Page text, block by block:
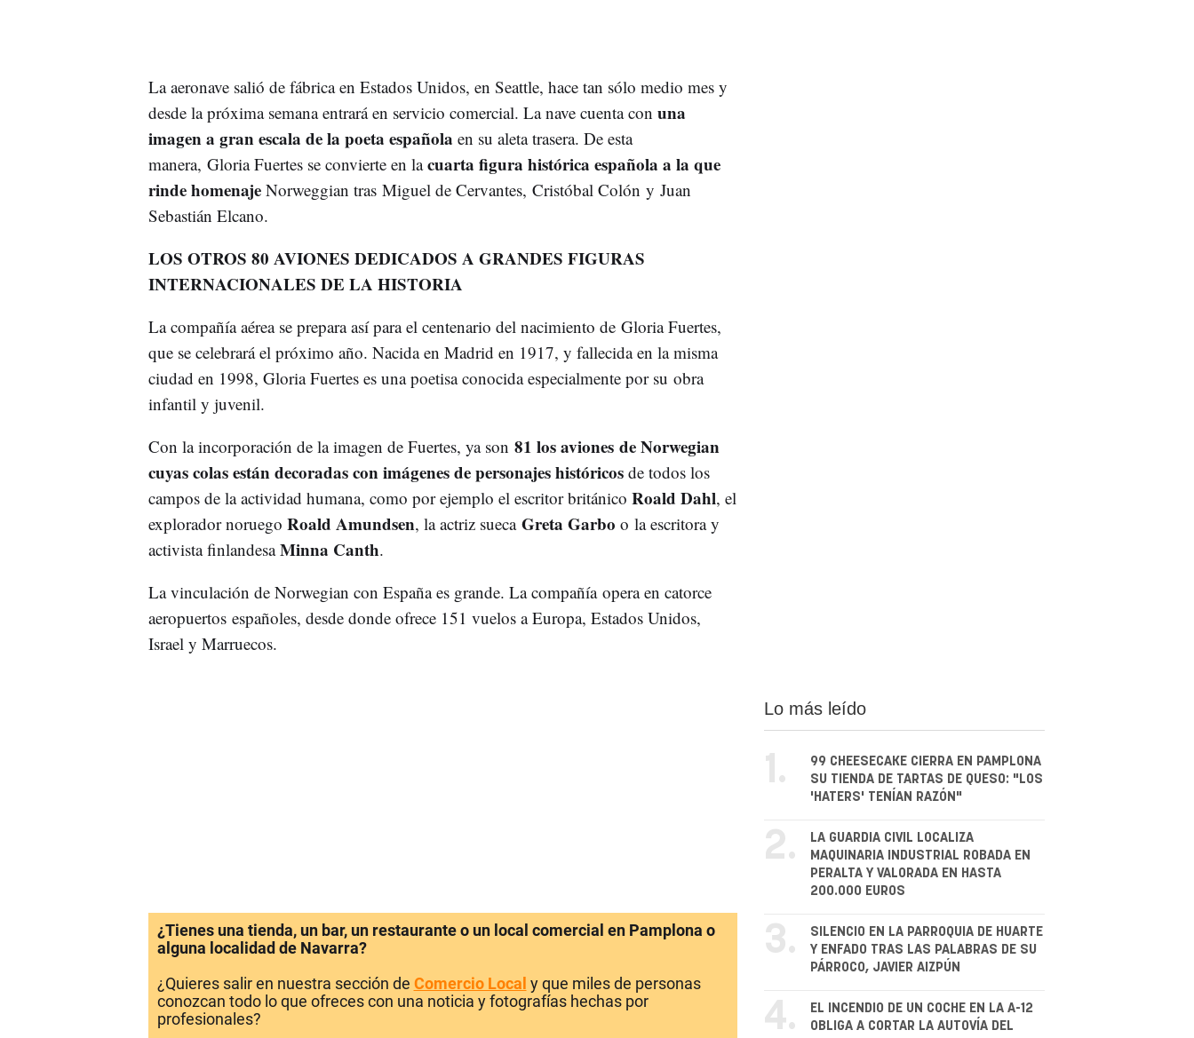
La aeronave salió de fábrica en Estados Unidos, en Seattle, hace tan sólo medio mes y
desde la próxima semana entrará en servicio comercial. La nave cuenta con una
imagen a gran escala de la poeta española en su aleta trasera. De esta
manera, Gloria Fuertes se convierte en lacuarta figura histórica española a la que
rinde homenajeNorweggian tras Miguel de Cervantes, Cristóbal Colón y Juan
Sebastián Elcano.
LOS OTROS 80 AVIONES DEDICADOS A GRANDES FIGURAS
INTERNACIONALES DE LA HISTORIA
La compañía aérea se prepara así para el centenario del nacimiento de Gloria Fuertes,
que se celebrará el próximo año. Nacida en Madrid en 1917, y fallecida en la misma
ciudad en 1998, Gloria Fuertes es una poetisa conocida especialmente por su obra
infantil y juvenil.
Con la incorporación de la imagen de Fuertes, ya son 81 los aviones de Norwegian
cuyas colas están decoradas con imágenes de personajes históricosde todos los
campos de la actividad humana, como por ejemplo el escritor británico Roald Dahl, el
explorador noruego Roald Amundsen, la actriz sueca Greta Garbo o la escritora y
activista finlandesaMinna Canth.
La vinculación de Norwegian con España es grande. La compañía opera en catorce
aeropuertos españoles, desde donde ofrece 151 vuelos a Europa, Estados Unidos,
Israel y Marruecos.
¿Tienes una tienda, un bar, un restaurante o un local comercial en Pamplona o
alguna localidad de Navarra?
¿Quieres salir en nuestra sección de Comercio Local y que miles de personas
conozcan todo lo que ofreces con una noticia y fotografías hechas por
profesionales?
Lo más leído
1.
99 CHEESECAKE CIERRA EN PAMPLONA
SU TIENDA DE TARTAS DE QUESO: "LOS
'HATERS' TENÍAN RAZÓN"
2.
LA GUARDIA CIVIL LOCALIZA
MAQUINARIA INDUSTRIAL ROBADA EN
PERALTA Y VALORADA EN HASTA
200.000 EUROS
3.
SILENCIO EN LA PARROQUIA DE HUARTE
Y ENFADO TRAS LAS PALABRAS DE SU
PÁRROCO, JAVIER AIZPÚN
4.
EL INCENDIO DE UN COCHE EN LA A-12
OBLIGA A CORTAR LA AUTOVÍA DEL